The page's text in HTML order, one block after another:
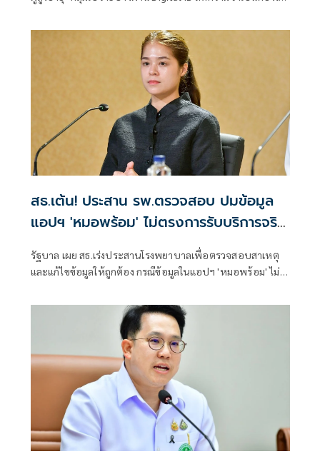
สธ.เต้น! ประสาน รพ.ตรวจสอบ ปมข้อมูล
แอปฯ 'หมอพร้อม' ไม่ตรงการรับบริการจริง
รัฐบาล เผย สธ.เร่งประสานโรงพยาบาลเพื่อตรวจสอบสาเหตุ
และแก้ไขข้อมูลให้ถูกต้อง กรณีข้อมูลในแอปฯ 'หมอพร้อม' ไม่